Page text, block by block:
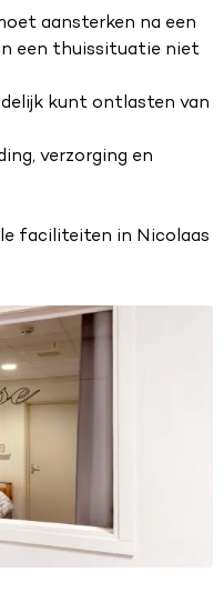
aansterken na een
een thuissituatie niet
kunt ontlasten van
verzorging en
faciliteiten in Nicolaas